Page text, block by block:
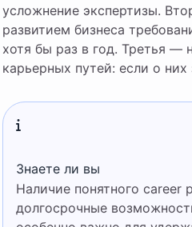
усложнение экспертизы.
развитием бизнеса
хотя бы раз в год. Третья —
карьерных путей: если о них
Знаете ли вы
Наличие понятного
долгосрочные